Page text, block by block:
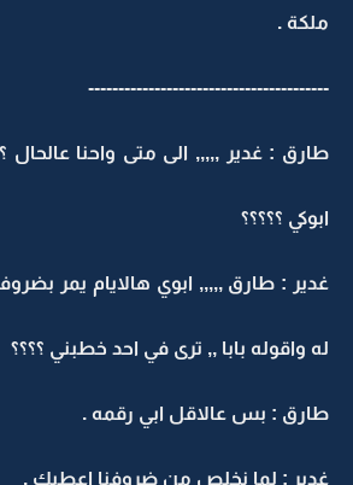
ملكة .
----------------------------------------
طارق : غدير ,,,,, الى متى واحنا عالحال
ابوكي ؟؟؟؟؟
غدير : طارق ,,,,, ابوي هالايام يمر
له واقوله بابا ,, ترى في احد خطبني ؟؟؟؟
طارق : بس عالاقل ابي رقمه .
غدير : لما نخلص من ضروفنا اعطيك .